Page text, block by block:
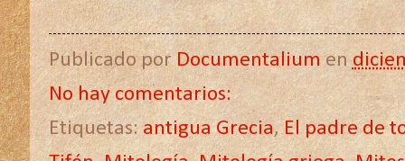
Publicado porDocumentaliumen
No hay comentarios:
Etiquetas: antigua Grecia,El padre de